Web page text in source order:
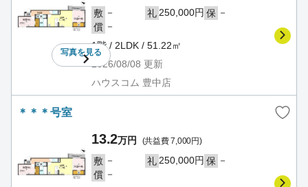
写真を見る
敷 － 礼250,000円 保 －
償 －
1階 / 2LDK / 51.22㎡
2026/08/08 更新
ハウスコム 豊中店
＊＊＊号室
13.2万円 (共益費 7,000円)
敷 － 礼250,000円 保 －
償 －